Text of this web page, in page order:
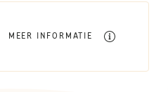
MEER INFORMATIE